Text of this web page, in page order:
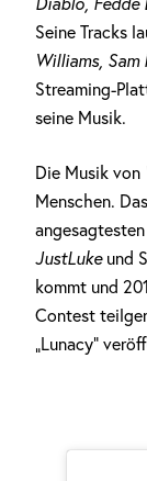
Seine Tracks
Williams, Sam
Streaming-
seine Musik.
Die Musik von
Menschen.
JustLuke und
kommt und
Contest
„Lunacy“